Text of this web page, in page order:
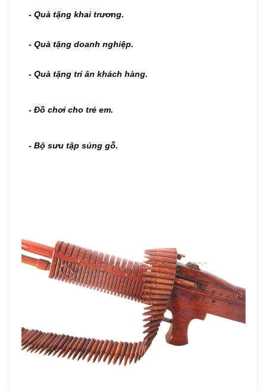
- Quà tặng khai trương.
- Quà tặng doanh nghiệp.
- Quà tặng tri ân khách hàng.
- Đồ chơi cho trẻ em.
- Bộ sưu tập súng gỗ.